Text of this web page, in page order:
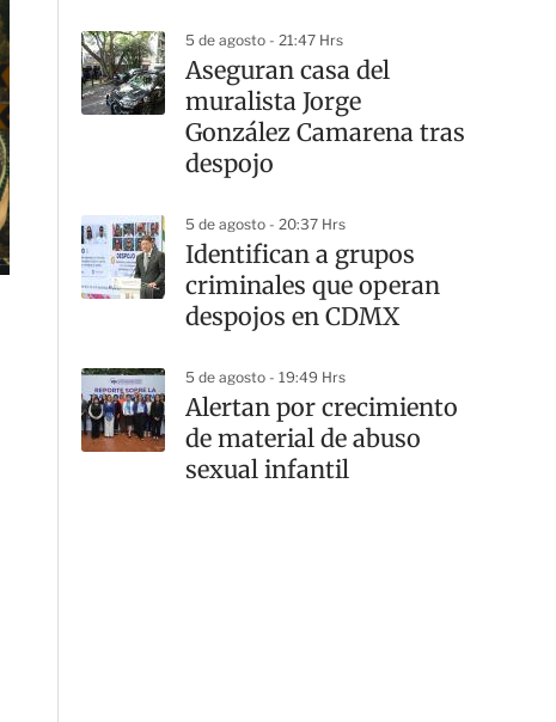
5 de agosto - 21:47 Hrs
Aseguran casa del
muralista Jorge
González Camarena tras
despojo
5 de agosto - 20:37 Hrs
Identifican a grupos
criminales que operan
despojos en CDMX
5 de agosto - 19:49 Hrs
Alertan por crecimiento
de material de abuso
sexual infantil